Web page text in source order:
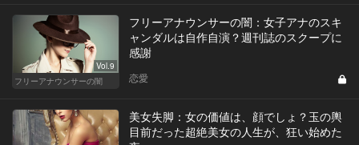
Vol.9
フリーアナウンサーの闇
フリーアナウンサーの闇：女子アナのスキ
ャンダルは自作自演？週刊誌のスクープに
感謝
恋愛
美女失脚：女の価値は、顔でしょ？玉の輿
目前だった超絶美女の人生が、狂い始めた